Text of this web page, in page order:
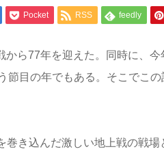
Pocket RSS feedly
から77年を迎えた。同時に、
節目の年でもある。そこでこ
巻き込んだ激しい地上戦の戦